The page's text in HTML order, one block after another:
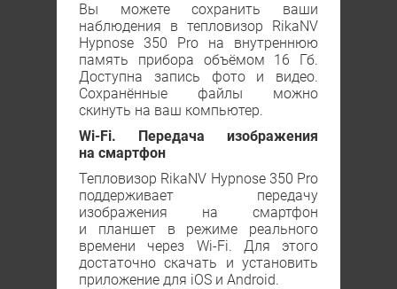
Вы можете сохранить ваши
наблюдения в тепловизор RikaNV
Hypnose 350 Рro на внутреннюю
память прибора объёмом 16 Гб.
Доступна запись фото и видео.
Сохранённые файлы можно
скинуть на ваш компьютер.
Wi-Fi. Передача изображения
на смартфон
Тепловизор RikaNV Hypnose 350 Рro
поддерживает передачу
изображения на смартфон
и планшет в режиме реального
времени через Wi-Fi. Для этого
достаточно скачать и установить
приложение для iOS и Android.